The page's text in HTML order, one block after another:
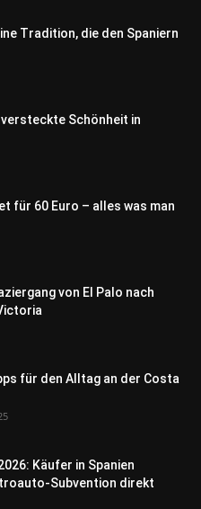
Tradition, die den Spaniern
Schönheit in
für 60 Euro – alles was man
von El Palo nach
für den Alltag an der Costa
Käufer in Spanien
Subvention direkt